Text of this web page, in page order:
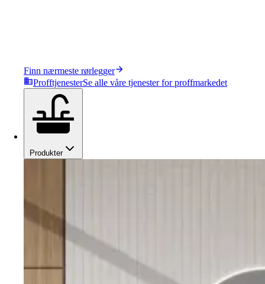
Finn nærmeste rørlegger
ProfftjenesterSe alle våre tjenester for proffmarkedet
Produkter